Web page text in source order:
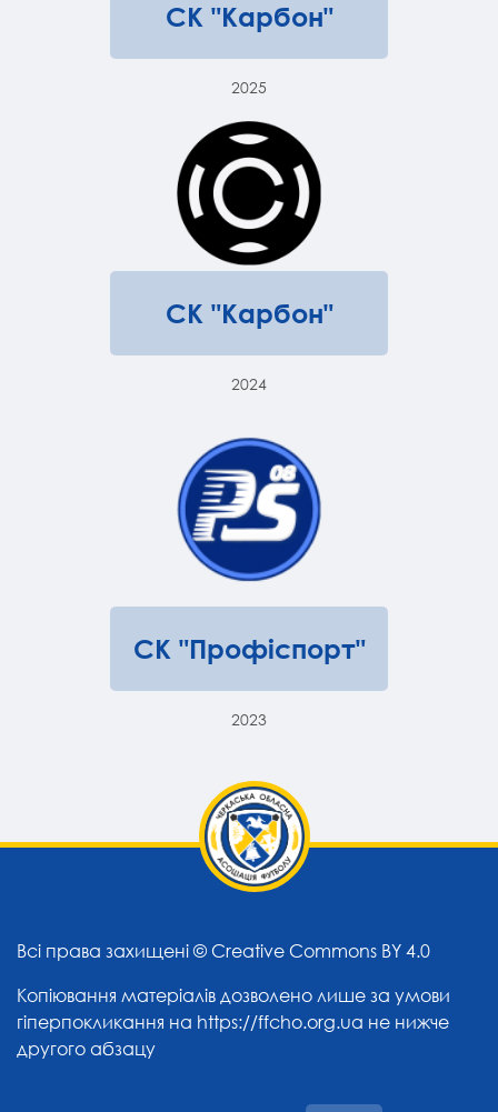
СК "Карбон"
2025
СК "Карбон"
2024
СК "Профіспорт"
2023
Всі права захищені © Creative Commons BY 4.0
Копіювання матеріалів дозволено лише за умови
гіперпокликання на https://ffcho.org.ua не нижче
другого абзацу